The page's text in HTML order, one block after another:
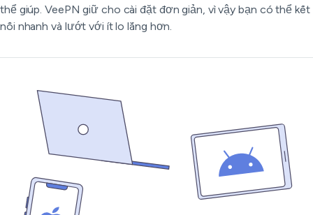
thể giúp. VeePN giữ cho cài đặt đơn giản, vì vậy bạn có thể kết
nối nhanh và lướt với ít lo lắng hơn.